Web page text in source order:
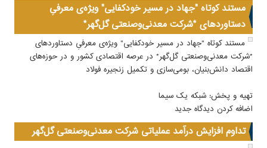
مستند کوتاه "جهاد در مسیر خودکفایی" ویژه‌ی معرفیِ
دستاوردهای *شرکت معدنی‌وصنعتی گل‌گهر*
مستند کوتاه "جهاد در مسیر خودکفایی" ویژه‌ی معرفیِ دستاوردهای
*شرکت معدنی‌وصنعتی گل‌گهر* در عرصه اقتصادی کشور و در حوزه‌‌های
اقتصاد دانش‌بنیان، بومی‌سازی و تکمیل زنجیره فولاد
تهیه و پخش: شبکه یک سیما
اضافه کردن دیدگاه جدید
تداوم افزایش درآمد عملیاتی شرکت معدنی‌وصنعتی گل‌گهر